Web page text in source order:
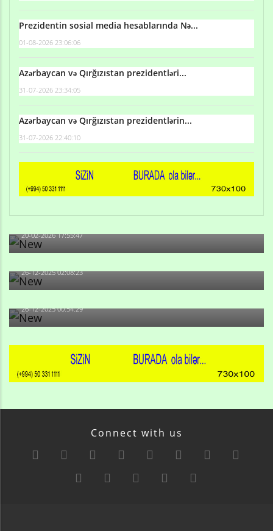
Prezidentin sosial media hesablarında Nə...
01-08-2026 23:06:06
Azərbaycan və Qırğızıstan prezidentləri...
31-07-2026 23:34:05
Azərbaycan və Qırğızıstan prezidentlərin...
31-07-2026 22:40:10
Qulu Məhərrəmli: Sosial şəbəkələrdə söyüş niyə artıb?
20-02-2026 17:55:47
Məni bura NAZİR GÖNDƏRİB - 1937-ci ildən fəaliyyətdə
olan və...
26-12-2025 02:08:23
-Ay qız, sən məhkəməni udmayacaqsan... Sən bilirsən
də, məni...
26-12-2025 00:54:29
Connect with us